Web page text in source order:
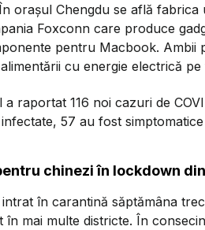
orașul Chengdu se află
Foxconn care produce
pentru Macbook.
cu energie electrică
raportat 116 noi cazuri de
57 au fost
chinezi în lockdown din
în carantină săptămâna
mai multe districte. În